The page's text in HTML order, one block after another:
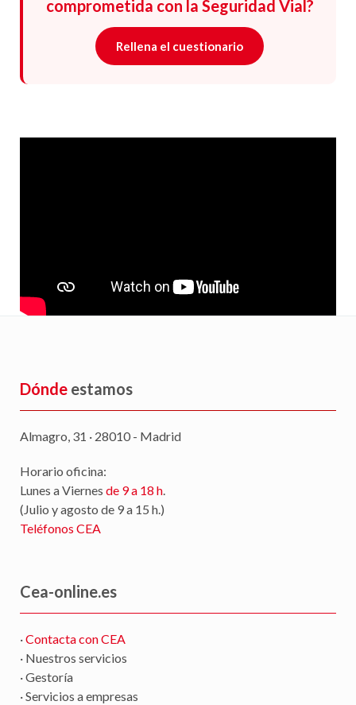
comprometida con la Seguridad Vial?
Rellena el cuestionario
Dónde estamos
Almagro, 31 · 28010 - Madrid
Horario oficina:
Lunes a Viernes de 9 a 18 h.
(Julio y agosto de 9 a 15 h.)
Teléfonos CEA
Cea-online.es
·Contacta con CEA
· Nuestros servicios
· Gestoría
· Servicios a empresas